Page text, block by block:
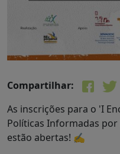
Compartilhar:
As inscrições para o 'I
Políticas Informadas por
estão abertas! ✍